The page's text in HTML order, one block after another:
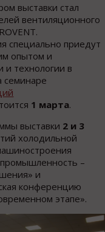
выставки стал
вентиляционного
специально приедут
опытом и
и технологии в
семинаре
1 марта.
выставки 2 и 3
холодильной
–
и
конференцию
этапе».